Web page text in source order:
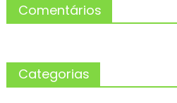
Comentários
Categorias